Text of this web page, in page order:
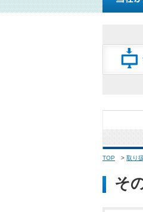
TOP > 取り
そ